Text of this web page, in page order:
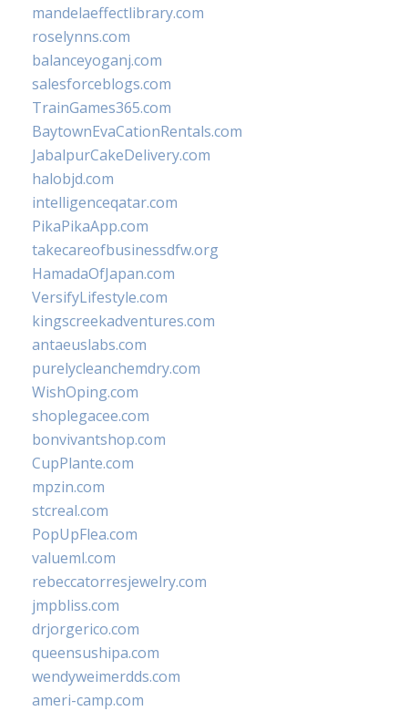
mandelaeffectlibrary.com
roselynns.com
balanceyoganj.com
salesforceblogs.com
TrainGames365.com
BaytownEvaCationRentals.com
JabalpurCakeDelivery.com
halobjd.com
intelligenceqatar.com
PikaPikaApp.com
takecareofbusinessdfw.org
HamadaOfJapan.com
VersifyLifestyle.com
kingscreekadventures.com
antaeuslabs.com
purelycleanchemdry.com
WishOping.com
shoplegacee.com
bonvivantshop.com
CupPlante.com
mpzin.com
stcreal.com
PopUpFlea.com
valueml.com
rebeccatorresjewelry.com
jmpbliss.com
drjorgerico.com
queensushipa.com
wendyweimerdds.com
ameri-camp.com